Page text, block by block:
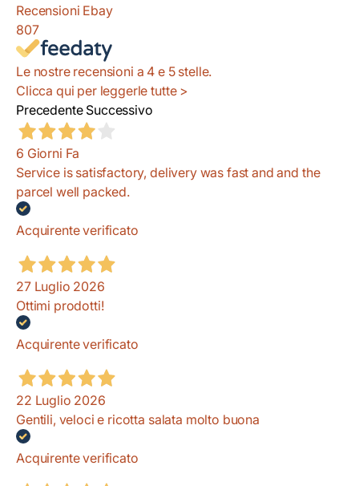
Recensioni Ebay
807
Le nostre recensioni a 4 e 5 stelle.
Clicca qui per leggerle tutte >
Precedente Successivo
6 Giorni Fa
Service is satisfactory, delivery was fast and and the
parcel well packed.
Acquirente verificato
27 Luglio 2026
Ottimi prodotti!
Acquirente verificato
22 Luglio 2026
Gentili, veloci e ricotta salata molto buona
Acquirente verificato